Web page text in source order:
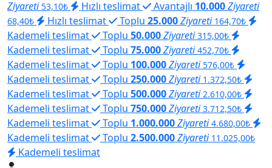
Ziyareti 53,10₺ Hızlı teslimat Avantajlı 10.000Ziyareti
68,40₺ Hızlı teslimat Toplu 25.000Ziyareti 164,70₺
Kademeli teslimat Toplu 50.000Ziyareti 315,00₺
Kademeli teslimat Toplu 75.000Ziyareti 452,70₺
Kademeli teslimat Toplu 100.000Ziyareti 576,00₺
Kademeli teslimat Toplu 250.000Ziyareti 1.372,50₺
Kademeli teslimat Toplu 500.000Ziyareti 2.610,00₺
Kademeli teslimat Toplu 750.000Ziyareti 3.712,50₺
Kademeli teslimat Toplu 1.000.000Ziyareti 4.680,00₺
Kademeli teslimat Toplu 2.500.000Ziyareti 11.025,00₺
Kademeli teslimat